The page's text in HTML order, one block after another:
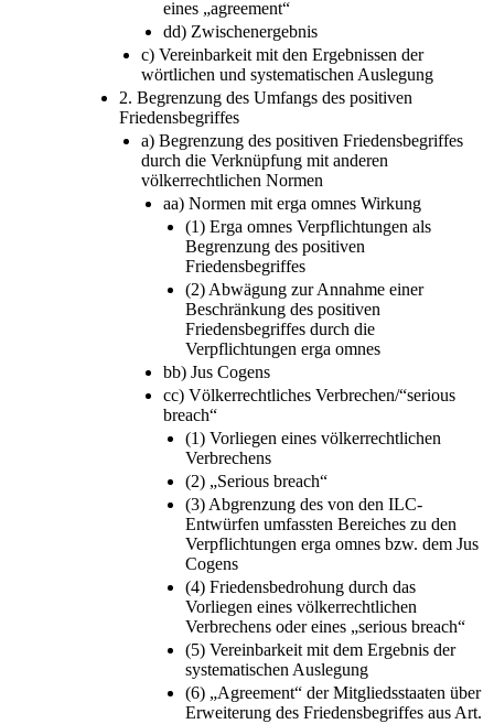
dd) Zwischenergebnis
c) Vereinbarkeit mit den Ergebnissen der
wörtlichen und systematischen Auslegung
2. Begrenzung des Umfangs des positiven
Friedensbegriffes
a) Begrenzung des positiven Friedensbegriffes
durch die Verknüpfung mit anderen
völkerrechtlichen Normen
aa) Normen mit erga omnes Wirkung
(1) Erga omnes Verpflichtungen als
Begrenzung des positiven
Friedensbegriffes
(2) Abwägung zur Annahme einer
Beschränkung des positiven
Friedensbegriffes durch die
Verpflichtungen erga omnes
bb) Jus Cogens
cc) Völkerrechtliches Verbrechen/“serious
breach“
(1) Vorliegen eines völkerrechtlichen
Verbrechens
(2) „Serious breach“
(3) Abgrenzung des von den ILC-
Entwürfen umfassten Bereiches zu den
Verpflichtungen erga omnes bzw. dem Jus
Cogens
(4) Friedensbedrohung durch das
Vorliegen eines völkerrechtlichen
Verbrechens oder eines „serious breach“
(5) Vereinbarkeit mit dem Ergebnis der
systematischen Auslegung
(6) „Agreement“ der Mitgliedsstaaten über
Erweiterung des Friedensbegriffes aus Art.
39 gem. Art. 31 Abs. 3 b WVRK